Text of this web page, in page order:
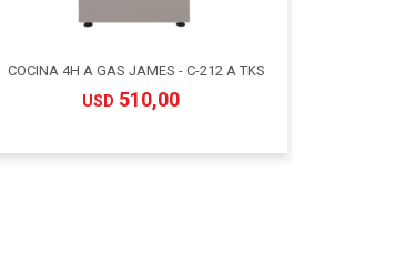
COCINA 4H A GAS JAMES - C-212 A TKS
USD 510,00